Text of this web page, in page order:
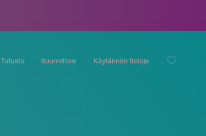
Tutustu Suunnittele Käytännön tietoja